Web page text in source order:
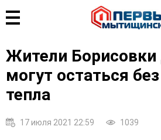
Жители
могут остаться
тепла
17 июля 2021 22:59 1039